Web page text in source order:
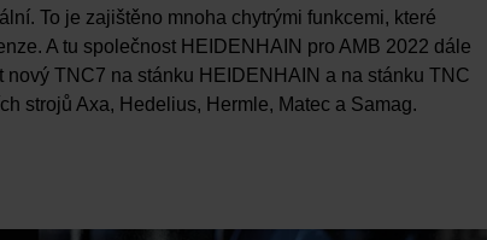
To je zajištěno mnoha chytrými funkcemi, které
A tu společnost HEIDENHAIN pro AMB 2022 dále
TNC7 na stánku HEIDENHAIN a na stánku TNC
strojů Axa, Hedelius, Hermle, Matec a Samag.